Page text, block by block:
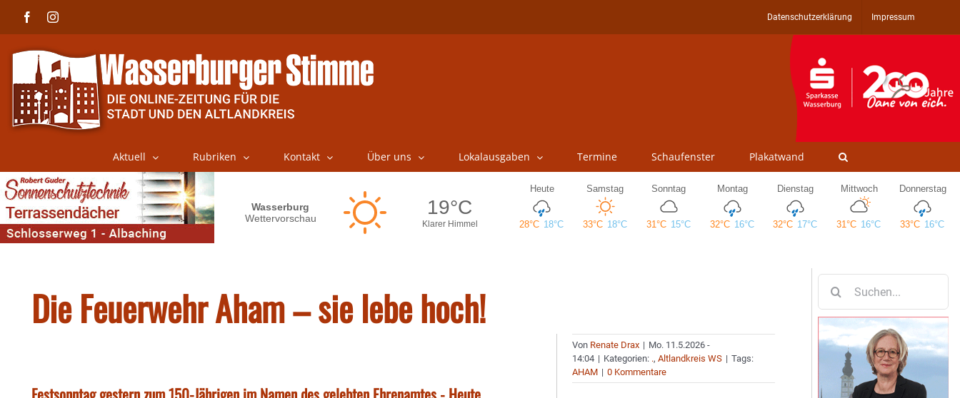
FacebookInstagram Datenschutzerklärung Impressum
Aktuell Rubriken Kontakt Über uns Lokalausgaben Termine Schaufenster Plakatwand
Die Feuerwehr Aham – sie lebe hoch!
Von Renate Drax | Mo. 11.5.2026 -
14:04 | Kategorien: .,Altlandkreis WS | Tags:
AHAM | 0 Kommentare
nach: